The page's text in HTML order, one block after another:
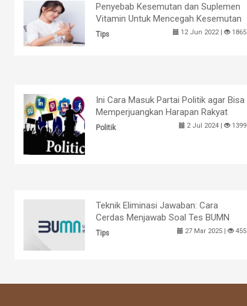
Penyebab Kesemutan dan Suplemen
Vitamin Untuk Mencegah Kesemutan
Tips 12 Jun 2022 | 1865
Ini Cara Masuk Partai Politik agar Bisa
Memperjuangkan Harapan Rakyat
Politik 2 Jul 2024 | 1399
Teknik Eliminasi Jawaban: Cara
Cerdas Menjawab Soal Tes BUMN
Tips 27 Mar 2025 | 455